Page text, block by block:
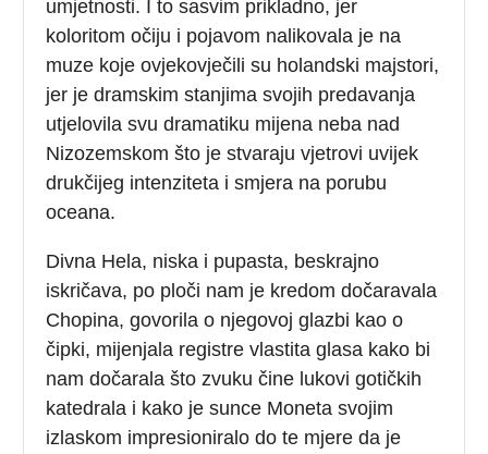
umjetnosti. I to sasvim prikladno, jer
koloritom očiju i pojavom nalikovala je na
muze koje ovjekovječili su holandski majstori,
jer je dramskim stanjima svojih predavanja
utjelovila svu dramatiku mijena neba nad
Nizozemskom što je stvaraju vjetrovi uvijek
drukčijeg intenziteta i smjera na porubu
oceana.
Divna Hela, niska i pupasta, beskrajno
iskričava, po ploči nam je kredom dočaravala
Chopina, govorila o njegovoj glazbi kao o
čipki, mijenjala registre vlastita glasa kako bi
nam dočarala što zvuku čine lukovi gotičkih
katedrala i kako je sunce Moneta svojim
izlaskom impresioniralo do te mjere da je